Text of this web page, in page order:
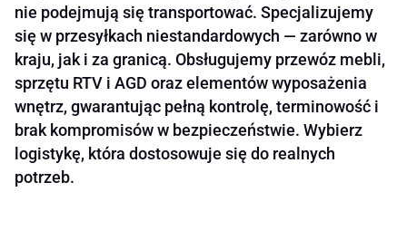
nie podejmują się transportować. Specjalizujemy
się w przesyłkach niestandardowych — zarówno w
kraju, jak i za granicą. Obsługujemy przewóz mebli,
sprzętu RTV i AGD oraz elementów wyposażenia
wnętrz, gwarantując pełną kontrolę, terminowość i
brak kompromisów w bezpieczeństwie. Wybierz
logistykę, która dostosowuje się do realnych
potrzeb.